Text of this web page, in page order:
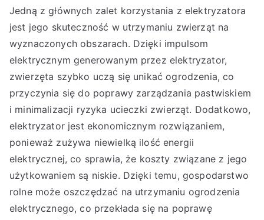
Jedną z głównych zalet korzystania z elektryzatora
jest jego skuteczność w utrzymaniu zwierząt na
wyznaczonych obszarach. Dzięki impulsom
elektrycznym generowanym przez elektryzator,
zwierzęta szybko uczą się unikać ogrodzenia, co
przyczynia się do poprawy zarządzania pastwiskiem
i minimalizacji ryzyka ucieczki zwierząt. Dodatkowo,
elektryzator jest ekonomicznym rozwiązaniem,
ponieważ zużywa niewielką ilość energii
elektrycznej, co sprawia, że koszty związane z jego
użytkowaniem są niskie. Dzięki temu, gospodarstwo
rolne może oszczędzać na utrzymaniu ogrodzenia
elektrycznego, co przekłada się na poprawę